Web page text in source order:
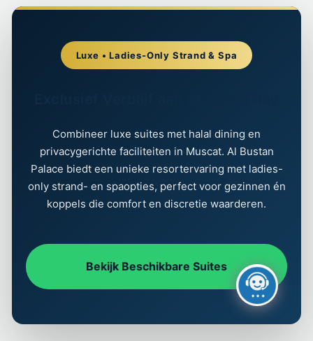
Luxe • Ladies-Only Strand & Spa
Combineer luxe suites met halal dining en
privacygerichte faciliteiten in Muscat. Al Bustan
Palace biedt een unieke resortervaring met ladies-
only strand- en spaopties, perfect voor gezinnen én
koppels die comfort en discretie waarderen.
Bekijk Beschikbare Suites